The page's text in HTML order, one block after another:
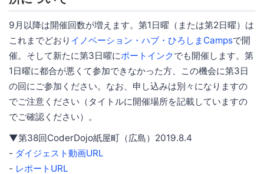
9月以降は開催回数が増えます。第1日曜（または第2日曜）は
これまでどおり イノベーション・ハブ・ひろしまCampsで開
催。そして新たに第3日曜にポートインクでも開催します。第
1日曜に都合が悪くて参加できなかった方、この機会に第3日
の回にご参加ください。なお、申し込みは別々になりますの
でご注意ください（タイトルに開催場所を記載していますの
でご確認ください）。
▼第38回CoderDojo紙屋町（広島）2019.8.4
- ダイジェスト動画URL
- レポートURL